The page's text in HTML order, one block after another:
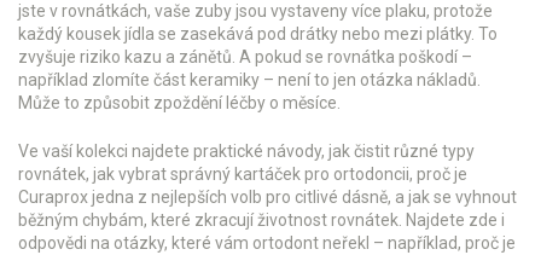
jste v rovnátkách, vaše zuby jsou vystaveny více plaku, protože
každý kousek jídla se zasekává pod drátky nebo mezi plátky. To
zvyšuje riziko kazu a zánětů. A pokud se rovnátka poškodí –
například zlomíte část keramiky – není to jen otázka nákladů.
Může to způsobit zpoždění léčby o měsíce.
Ve vaší kolekci najdete praktické návody, jak čistit různé typy
rovnátek, jak vybrat správný kartáček pro ortodoncii, proč je
Curaprox jedna z nejlepších volb pro citlivé dásně, a jak se vyhnout
běžným chybám, které zkracují životnost rovnátek. Najdete zde i
odpovědi na otázky, které vám ortodont neřekl – například, proč je